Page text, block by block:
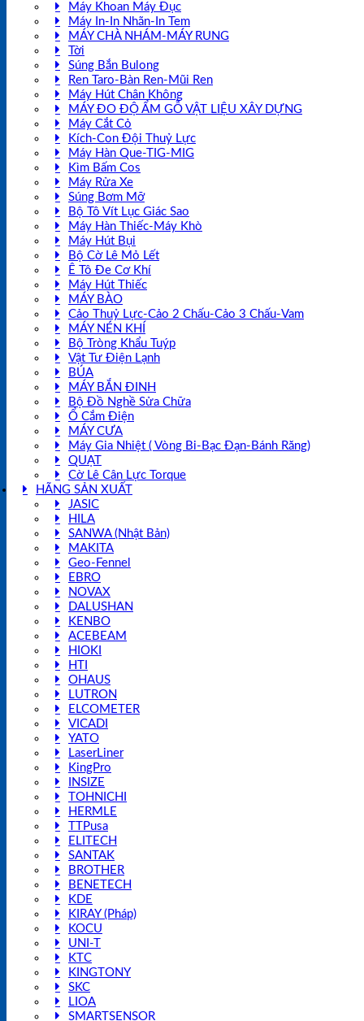
Máy Khoan Máy Đục
Máy In-In Nhãn-In Tem
MÁY CHÀ NHÁM-MÁY RUNG
Tời
Súng Bắn Bulong
Ren Taro-Bàn Ren-Mũi Ren
Máy Hút Chân Không
MÁY ĐO ĐỘ ẨM GỖ VẬT LIỆU XÂY DỰNG
Máy Cắt Cỏ
Kích-Con Đội Thuỷ Lực
Máy Hàn Que-TIG-MIG
Kìm Bấm Cos
Máy Rửa Xe
Súng Bơm Mỡ
Bộ Tô Vít Lục Giác Sao
Máy Hàn Thiếc-Máy Khò
Máy Hút Bụi
Bộ Cờ Lê Mỏ Lết
Ê Tô Đe Cơ Khí
Máy Hút Thiếc
MÁY BÀO
Cảo Thuỷ Lực-Cảo 2 Chấu-Cảo 3 Chấu-Vam
MÁY NÉN KHÍ
Bộ Tròng Khẩu Tuýp
Vật Tư Điện Lạnh
BÚA
MÁY BẮN ĐINH
Bộ Đồ Nghề Sửa Chữa
Ổ Cắm Điện
MÁY CƯA
Máy Gia Nhiệt ( Vòng Bi-Bạc Đạn-Bánh Răng)
QUẠT
Cờ Lê Cân Lực Torque
HÃNG SẢN XUẤT
JASIC
HILA
SANWA (Nhật Bản)
MAKITA
Geo-Fennel
EBRO
NOVAX
DALUSHAN
KENBO
ACEBEAM
HIOKI
HTI
OHAUS
LUTRON
ELCOMETER
VICADI
YATO
LaserLiner
KingPro
INSIZE
TOHNICHI
HERMLE
TTPusa
ELITECH
SANTAK
BROTHER
BENETECH
KDE
KIRAY (Pháp)
KOCU
UNI-T
KTC
KINGTONY
SKC
LIOA
SMARTSENSOR